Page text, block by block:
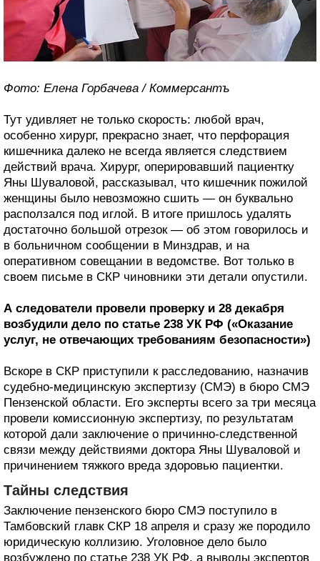
Фото: Елена Горбачева / Коммерсантъ
Тут удивляет не только скорость: любой врач,
особенно хирург, прекрасно знает, что перфорация
кишечника далеко не всегда является следствием
действий врача. Хирург, оперировавший пациентку
Яны Шуваловой, рассказывал, что кишечник пожилой
женщины было невозможно сшить — он буквально
расползался под иглой. В итоге пришлось удалять
достаточно большой отрезок — об этом говорилось и
в больничном сообщении в Минздрав, и на
оперативном совещании в ведомстве. Вот только в
своем письме в СКР чиновники эти детали опустили.
А следователи провели проверку и 28 декабря
возбудили дело по статье 238 УК РФ («Оказание
услуг, не отвечающих требованиям безопасности»)
Вскоре в СКР приступили к расследованию, назначив
судебно-медицинскую экспертизу (СМЭ) в бюро СМЭ
Пензенской области. Его эксперты всего за три месяца
провели комиссионную экспертизу, по результатам
которой дали заключение о причинно-следственной
связи между действиями доктора Яны Шуваловой и
причинением тяжкого вреда здоровью пациентки.
Тайны следствия
Заключение пензенского бюро СМЭ поступило в
Тамбовский главк СКР 18 апреля и сразу же породило
юридическую коллизию. Уголовное дело было
возбуждено по статье 238 УК РФ, а выводы экспертов